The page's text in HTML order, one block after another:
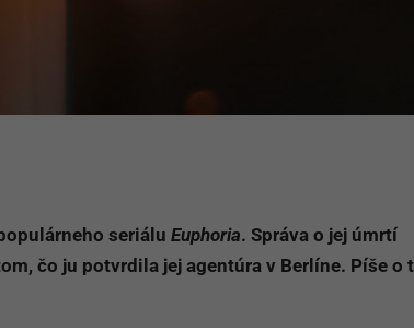
seriálu Euphoria. Správa o jej úmrtí
čo ju potvrdila jej agentúra v Berlíne. Píše o